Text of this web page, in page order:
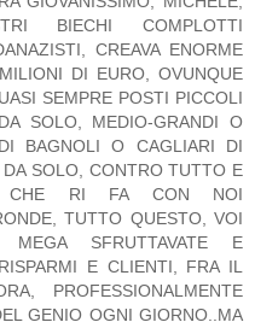
BIECHI COMPLOTTI
CREAVA ENORME
DI EURO, OVUNQUE
SEMPRE POSTI PICCOLI
SOLO, MEDIO-GRANDI O
BAGNOLI O CAGLIARI DI
SOLO, CONTRO TUTTO E
CHE RI FA CON NOI
TUTTO QUESTO, VOI
SFRUTTAVATE E
E CLIENTI, FRA IL
PROFESSIONALMENTE
GENIO OGNI GIORNO..MA